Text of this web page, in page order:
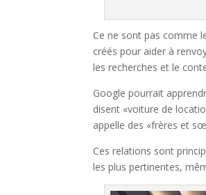
Ce ne sont pas comme
créés pour aider à
les recherches et le
Google pourrait
disent «voiture de
appelle des «frères et
Ces relations sont
les plus pertinentes,